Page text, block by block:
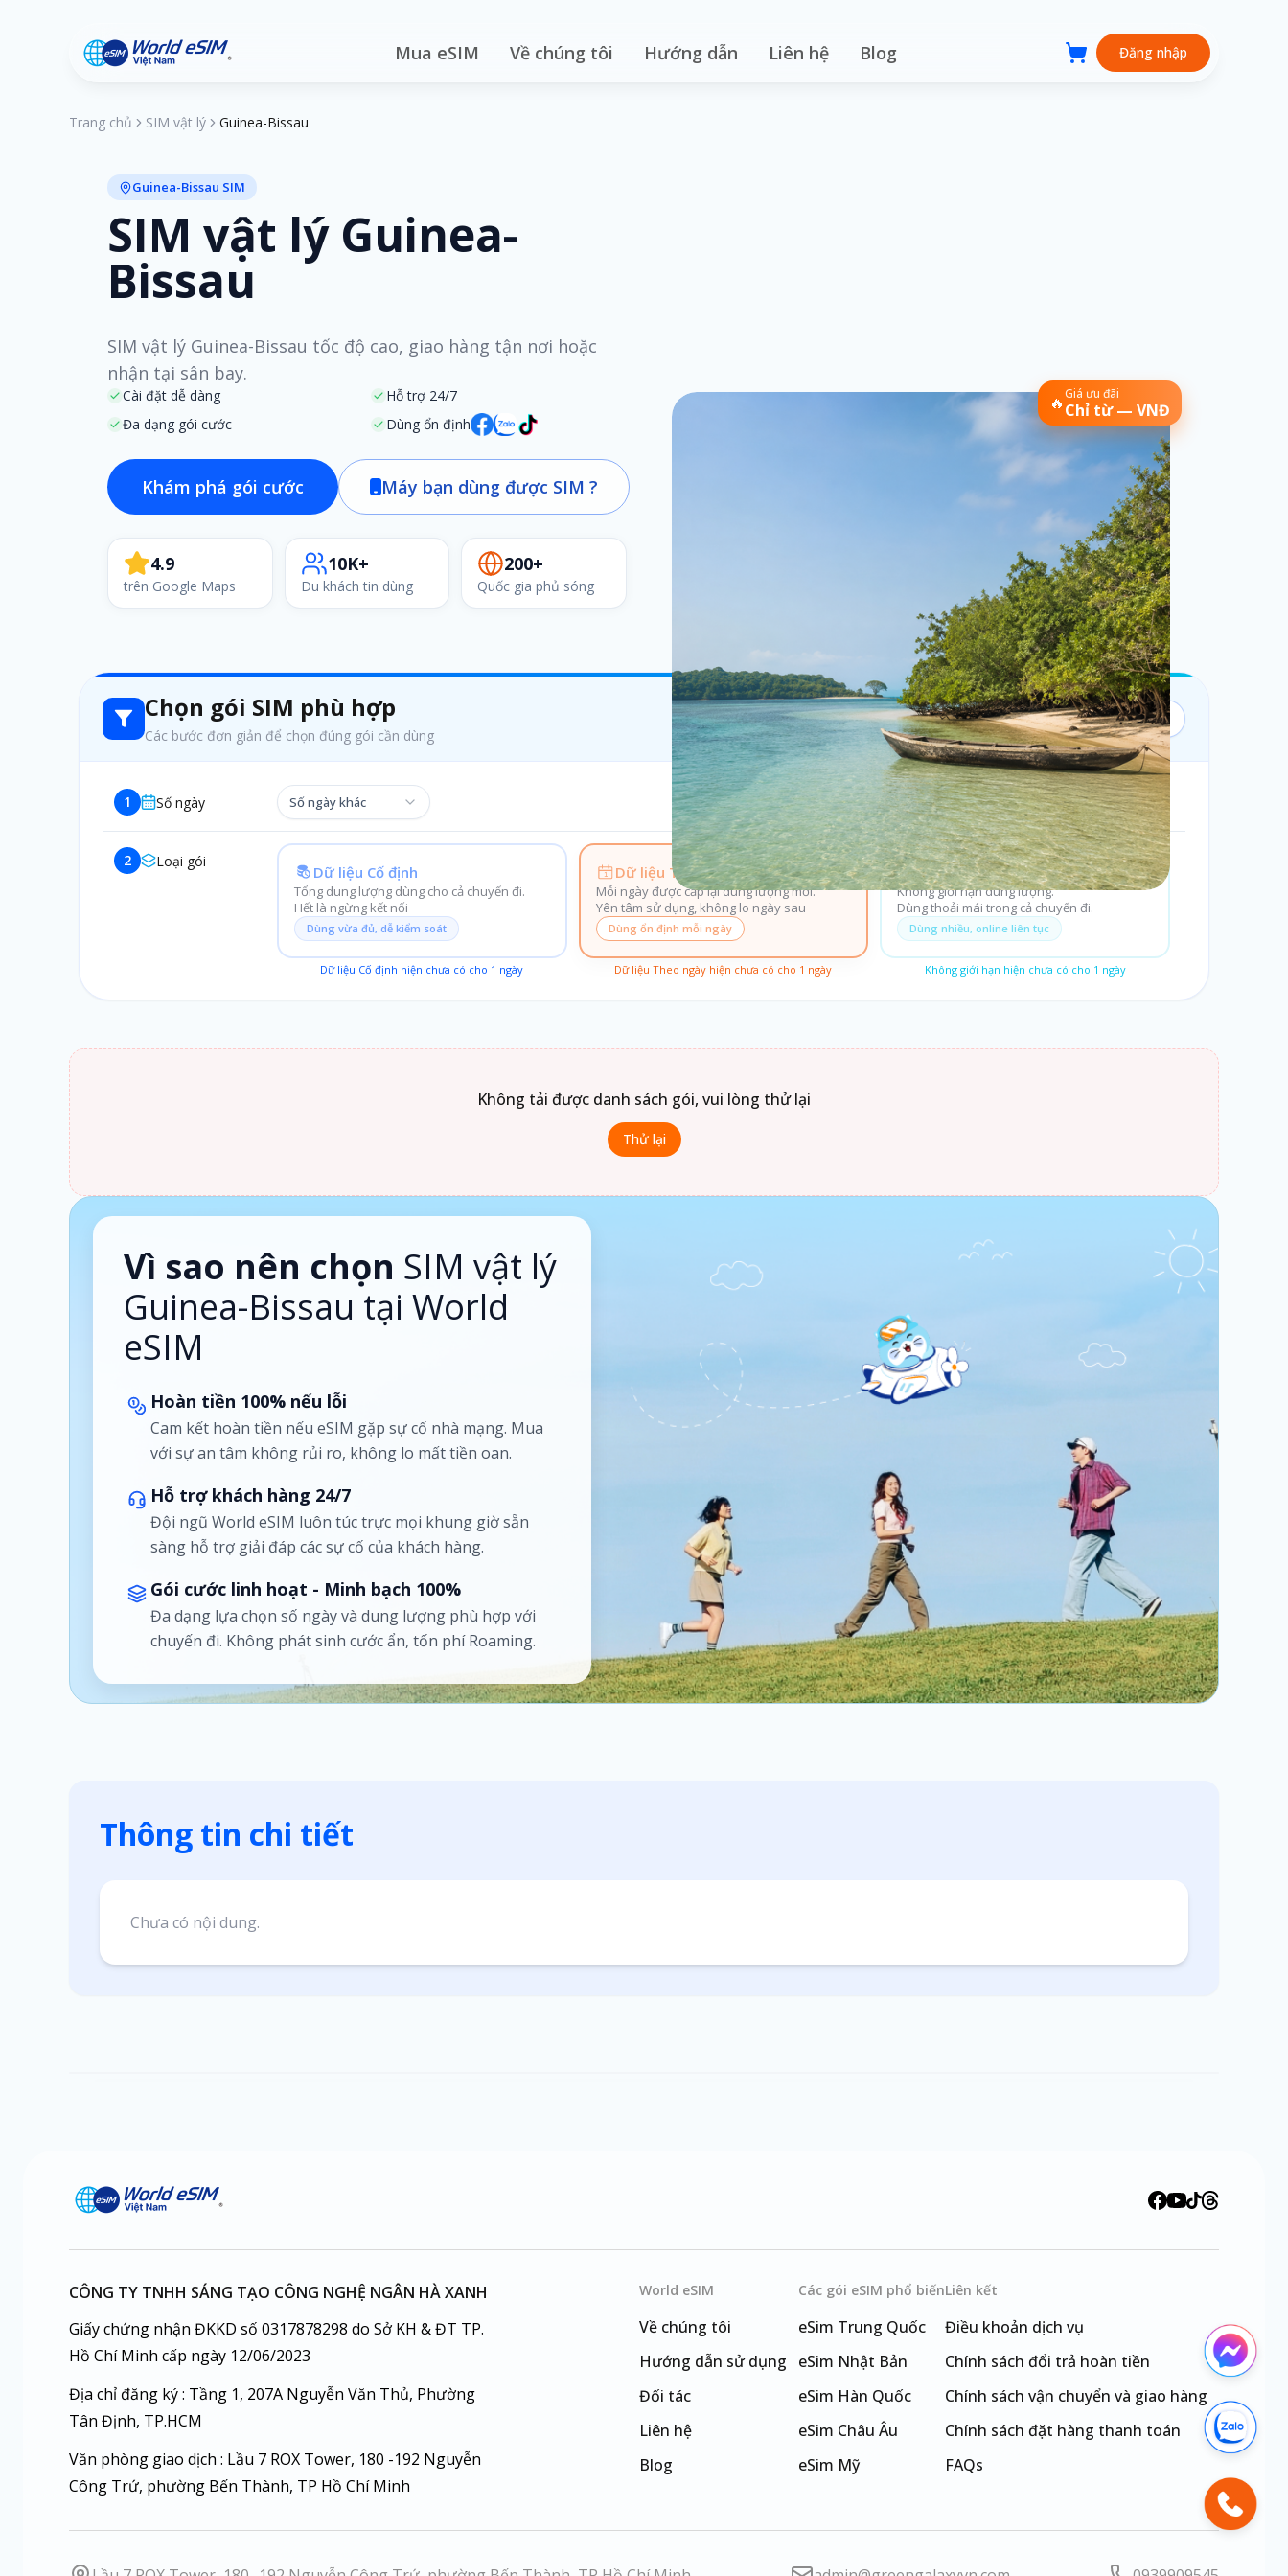
Mua eSIM Về chúng tôi Hướng dẫn Liên hệ Blog Đăng nhập
Trang chủ SIM vật lý Guinea-Bissau
Guinea-Bissau SIM
SIM vật lý Guinea-
Bissau
SIM vật lý Guinea-Bissau tốc độ cao, giao hàng tận nơi hoặc
nhận tại sân bay.
Cài đặt dễ dàng
Hỗ trợ 24/7
Đa dạng gói cước
Dùng ổn định
Khám phá gói cước Máy bạn dùng được SIM ?
4.9
trên Google Maps
10K+
Du khách tin dùng
200+
Quốc gia phủ sóng
🔥Giá ưu đãi
Chỉ từ — VNĐ
Chọn gói SIM phù hợp
Các bước đơn giản để chọn đúng gói cần dùng
Bộ lọc:1 ngày • Theo ngày
1 Số ngày Số ngày khác
2 Loại gói
Dữ liệu Cố định
Tổng dung lượng dùng cho cả chuyến đi.
Hết là ngừng kết nối
Dùng vừa đủ, dễ kiểm soát
Dữ liệu Cố định hiện chưa có cho 1 ngày
Dữ liệu Theo ngày
Mỗi ngày được cấp lại dung lượng mới.
Yên tâm sử dụng, không lo ngày sau
Dùng ổn định mỗi ngày
Dữ liệu Theo ngày hiện chưa có cho 1 ngày
Không giới hạn
Không giới hạn dung lượng.
Dùng thoải mái trong cả chuyến đi.
Dùng nhiều, online liên tục
Không giới hạn hiện chưa có cho 1 ngày
Không tải được danh sách gói, vui lòng thử lại
Thử lại
Vì sao nên chọn SIM vật lý
Guinea-Bissau tại World
eSIM
Hoàn tiền 100% nếu lỗi
Cam kết hoàn tiền nếu eSIM gặp sự cố nhà mạng. Mua
với sự an tâm không rủi ro, không lo mất tiền oan.
Hỗ trợ khách hàng 24/7
Đội ngũ World eSIM luôn túc trực mọi khung giờ sẵn
sàng hỗ trợ giải đáp các sự cố của khách hàng.
Gói cước linh hoạt - Minh bạch 100%
Đa dạng lựa chọn số ngày và dung lượng phù hợp với
chuyến đi. Không phát sinh cước ẩn, tốn phí Roaming.
Thông tin chi tiết
Chưa có nội dung.
CÔNG TY TNHH SÁNG TẠO CÔNG NGHỆ NGÂN HÀ XANH
Giấy chứng nhận ĐKKD số 0317878298 do Sở KH & ĐT TP.
Hồ Chí Minh cấp ngày 12/06/2023
Địa chỉ đăng ký : Tầng 1, 207A Nguyễn Văn Thủ, Phường
Tân Định, TP.HCM
Văn phòng giao dịch : Lầu 7 ROX Tower, 180 -192 Nguyễn
Công Trứ, phường Bến Thành, TP Hồ Chí Minh
World eSIM
Về chúng tôi
Hướng dẫn sử dụng
Đối tác
Liên hệ
Blog
Các gói eSIM phổ biến
eSim Trung Quốc
eSim Nhật Bản
eSim Hàn Quốc
eSim Châu Âu
eSim Mỹ
Liên kết
Điều khoản dịch vụ
Chính sách đổi trả hoàn tiền
Chính sách vận chuyển và giao hàng
Chính sách đặt hàng thanh toán
FAQs